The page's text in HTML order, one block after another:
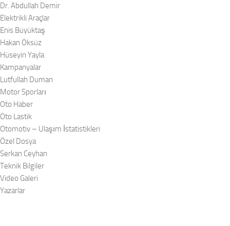
Dr. Abdullah Demir
Elektrikli Araçlar
Enis Büyüktaş
Hakan Öksüz
Hüseyin Yayla
Kampanyalar
Lutfullah Duman
Motor Sporları
Oto Haber
Oto Lastik
Otomotiv – Ulaşım İstatistikleri
Özel Dosya
Serkan Ceyhan
Teknik Bilgiler
Video Galeri
Yazarlar